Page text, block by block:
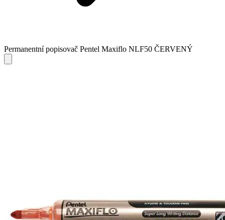
Permanentní popisovač Pentel Maxiflo NLF50 ČERVENÝ